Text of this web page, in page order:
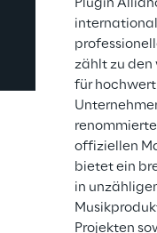
Plugin
zählt zu
für
offiziellen
bietet ein
in
Projekten